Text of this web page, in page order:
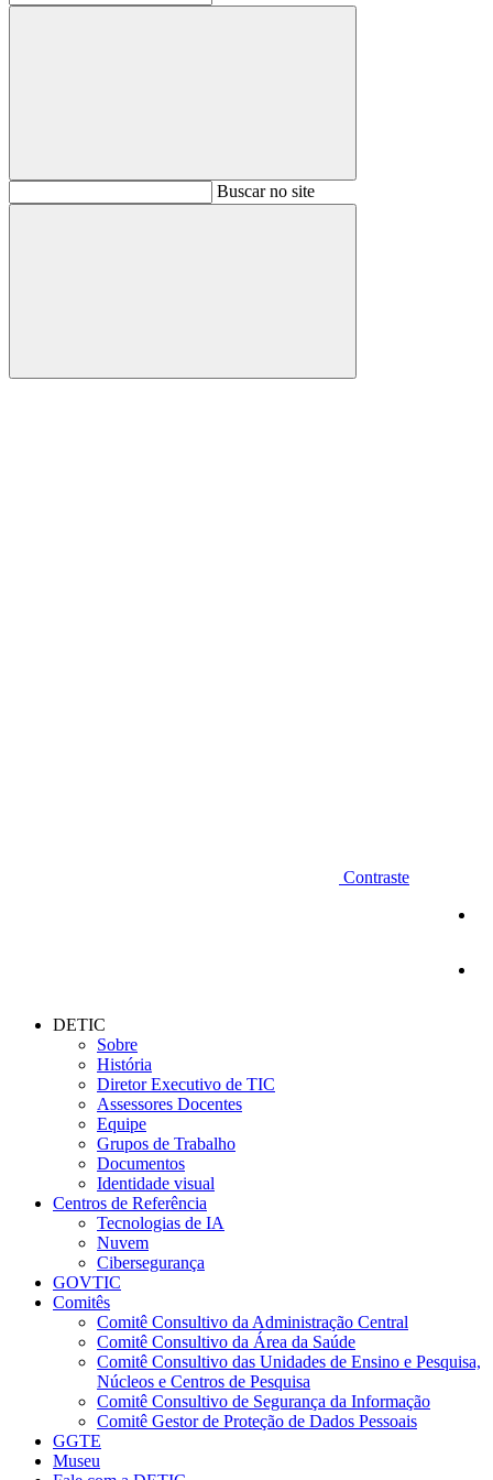
BuscarBuscar no site
Buscar
Contraste
DETIC
Sobre
História
Diretor Executivo de TIC
Assessores Docentes
Equipe
Grupos de Trabalho
Documentos
Identidade visual
Centros de Referência
Tecnologias de IA
Nuvem
Cibersegurança
GOVTIC
Comitês
Comitê Consultivo da Administração Central
Comitê Consultivo da Área da Saúde
Comitê Consultivo das Unidades de Ensino e Pesquisa,
Núcleos e Centros de Pesquisa
Comitê Consultivo de Segurança da Informação
Comitê Gestor de Proteção de Dados Pessoais
GGTE
Museu